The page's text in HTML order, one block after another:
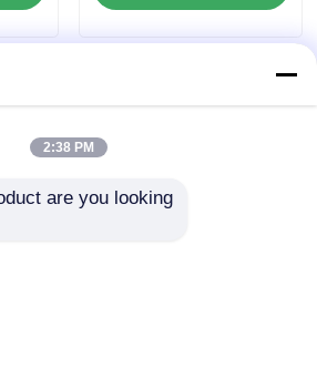
2:38 PM
are you looking